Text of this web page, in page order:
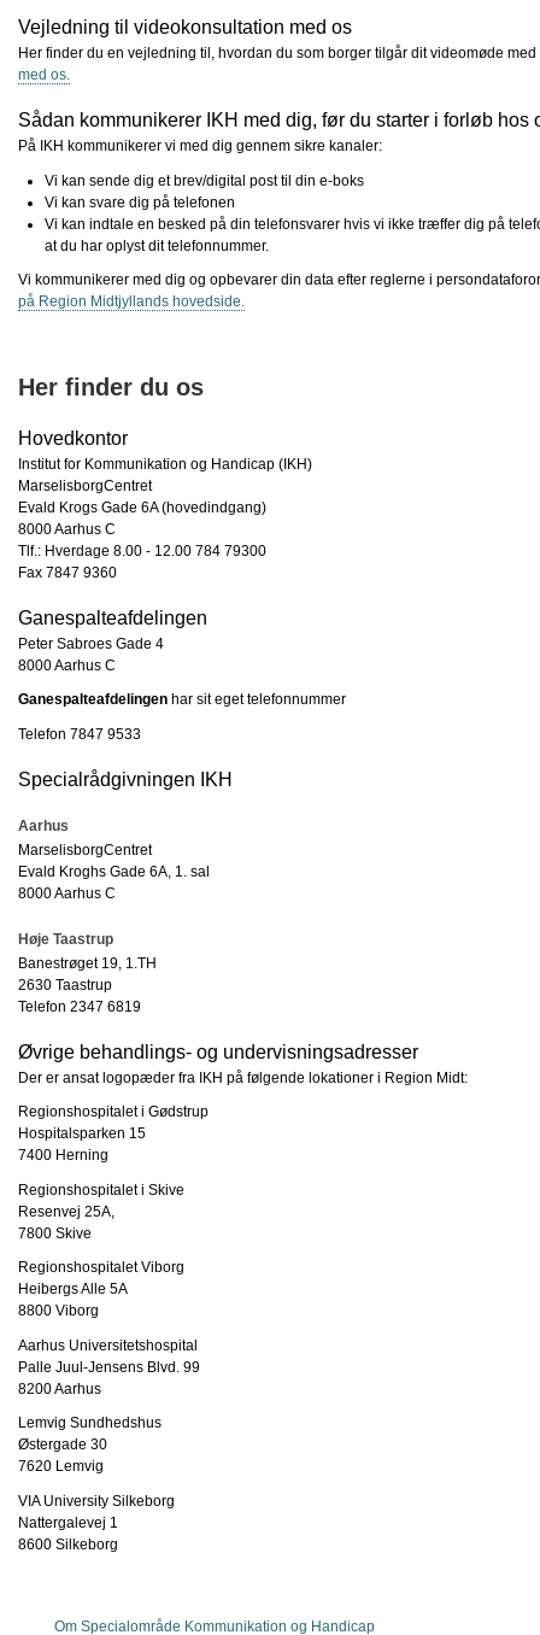
Vejledning til videokonsultation med os
Her finder du en vejledning til, hvordan du som borger tilgår dit videomøde
med os.
Sådan kommunikerer IKH med dig, før du starter i forløb hos
På IKH kommunikerer vi med dig gennem sikre kanaler:
Vi kan sende dig et brev/digital post til din e-boks
Vi kan svare dig på telefonen
Vi kan indtale en besked på din telefonsvarer hvis vi ikke træffer dig på
at du har oplyst dit telefonnummer.
Vi kommunikerer med dig og opbevarer din data efter reglerne i
på Region Midtjyllands hovedside.
Her finder du os
Hovedkontor
Institut for Kommunikation og Handicap (IKH)
MarselisborgCentret
Evald Krogs Gade 6A (hovedindgang)
8000 Aarhus C
Tlf.: Hverdage 8.00 - 12.00 784 79300
Fax 7847 9360
Ganespalteafdelingen
Peter Sabroes Gade 4
8000 Aarhus C
Ganespalteafdelingen har sit eget telefonnummer
Telefon 7847 9533
Specialrådgivningen IKH
Aarhus
MarselisborgCentret
Evald Kroghs Gade 6A, 1. sal
8000 Aarhus C
Høje Taastrup
Banestrøget 19, 1.TH
2630 Taastrup
Telefon 2347 6819
Øvrige behandlings- og undervisningsadresser
Der er ansat logopæder fra IKH på følgende lokationer i Region Midt:
Regionshospitalet i Gødstrup
Hospitalsparken 15
7400 Herning
Regionshospitalet i Skive
Resenvej 25A,
7800 Skive
Regionshospitalet Viborg
Heibergs Alle 5A
8800 Viborg
Aarhus Universitetshospital
Palle Juul-Jensens Blvd. 99
8200 Aarhus
Lemvig Sundhedshus
Østergade 30
7620 Lemvig
VIA University Silkeborg
Nattergalevej 1
8600 Silkeborg
Om Specialområde Kommunikation og Handicap